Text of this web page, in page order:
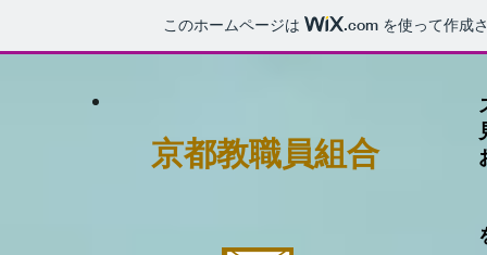
このホームページは .com を使って作成
京都教職員組合